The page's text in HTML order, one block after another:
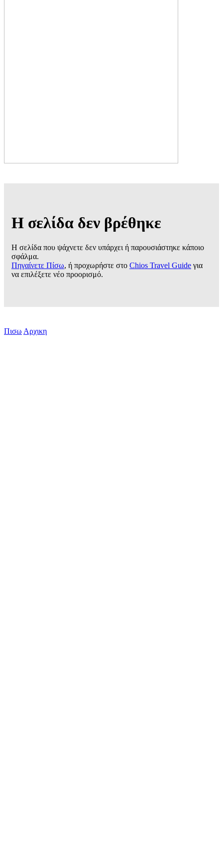
Η σελίδα δεν βρέθηκε
Η σελίδα που ψάχνετε δεν υπάρχει ή παρουσιάστηκε κάποιο
σφάλμα.
Πηγαίνετε Πίσω, ή προχωρήστε στο Chios Travel Guide για
να επιλέξετε νέο προορισμό.
Πισω Αρχικη